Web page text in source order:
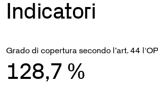
Indicatori
Grado di copertura secondo l’art. 44
128,7 %